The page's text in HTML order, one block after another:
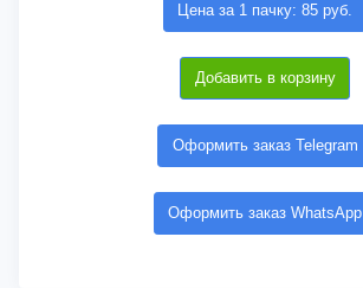
Цена за 1 пачку: 85 руб.
Добавить в корзину
Оформить заказ Telegram
Оформить заказ WhatsApp